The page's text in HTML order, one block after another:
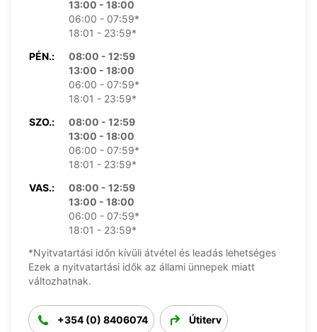
13:00 - 18:00
06:00 - 07:59*
18:01 - 23:59*
PÉN.:
08:00 - 12:59
13:00 - 18:00
06:00 - 07:59*
18:01 - 23:59*
SZO.:
08:00 - 12:59
13:00 - 18:00
06:00 - 07:59*
18:01 - 23:59*
VAS.:
08:00 - 12:59
13:00 - 18:00
06:00 - 07:59*
18:01 - 23:59*
*Nyitvatartási időn kívüli átvétel és leadás lehetséges
Ezek a nyitvatartási idők az állami ünnepek miatt
változhatnak.
+354 (0) 8406074 Útiterv